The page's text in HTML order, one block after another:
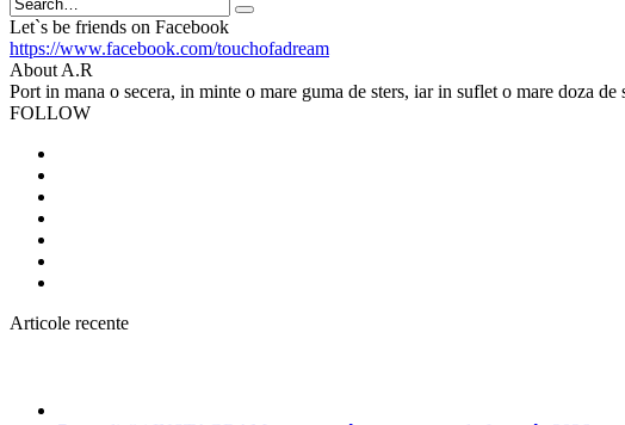
Search
Let`s be friends on Facebook
https://www.facebook.com/touchofadream
About A.R
Port in mana o secera, in minte o mare guma de sters, iar in suflet o mare doza
FOLLOW
Articole recente